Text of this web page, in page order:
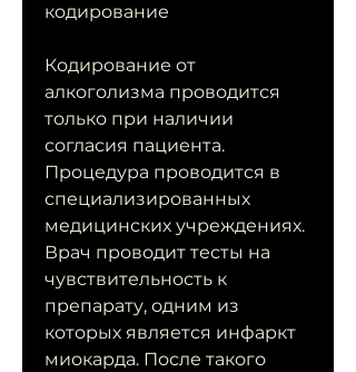
кодирование
Кодирование от
алкоголизма проводится
только при наличии
согласия пациента.
Процедура проводится в
специализированных
медицинских учреждениях.
Врач проводит тесты на
чувствительность к
препарату, одним из
которых является инфаркт
миокарда. После такого